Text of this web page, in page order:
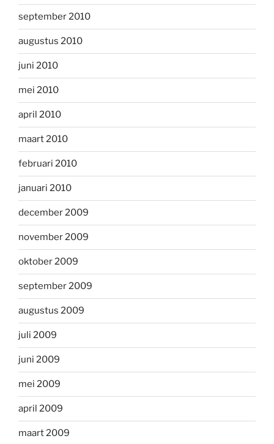
september 2010
augustus 2010
juni 2010
mei 2010
april 2010
maart 2010
februari 2010
januari 2010
december 2009
november 2009
oktober 2009
september 2009
augustus 2009
juli 2009
juni 2009
mei 2009
april 2009
maart 2009